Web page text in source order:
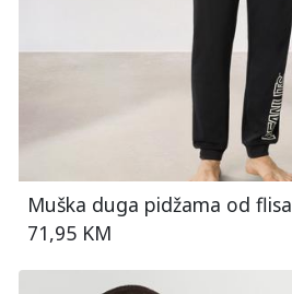
Muška duga pidžama od flisa
71,95 KM